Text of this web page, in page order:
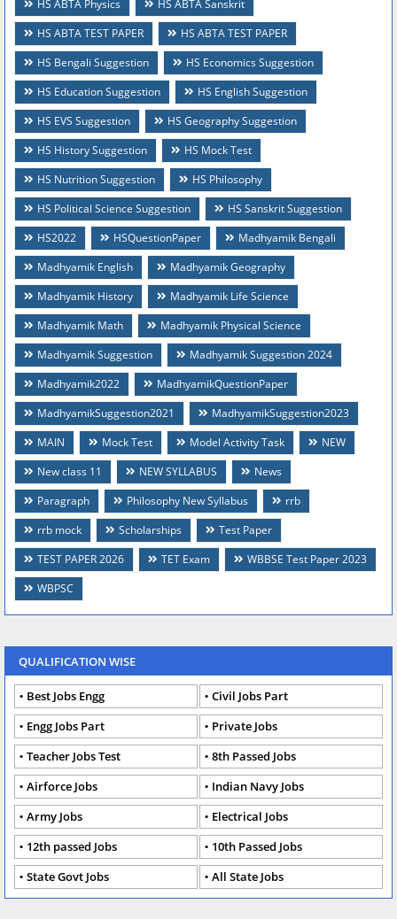
HS ABTA Physics
HS ABTA Sanskrit
HS ABTA TEST PAPER
HS ABTA TEST PAPER
HS Bengali Suggestion
HS Economics Suggestion
HS Education Suggestion
HS English Suggestion
HS EVS Suggestion
HS Geography Suggestion
HS History Suggestion
HS Mock Test
HS Nutrition Suggestion
HS Philosophy
HS Political Science Suggestion
HS Sanskrit Suggestion
HS2022
HSQuestionPaper
Madhyamik Bengali
Madhyamik English
Madhyamik Geography
Madhyamik History
Madhyamik Life Science
Madhyamik Math
Madhyamik Physical Science
Madhyamik Suggestion
Madhyamik Suggestion 2024
Madhyamik2022
MadhyamikQuestionPaper
MadhyamikSuggestion2021
MadhyamikSuggestion2023
MAIN
Mock Test Model Activity Task
NEW
New class 11
NEW SYLLABUS
News
Paragraph
Philosophy New Syllabus
rrb
rrb mock
Scholarships
Test Paper
TEST PAPER 2026
TET Exam
WBBSE Test Paper 2023
WBPSC
QUALIFICATION WISE
Best Jobs Engg
Civil Jobs Part
Engg Jobs Part
Private Jobs
Teacher Jobs Test
8th Passed Jobs
Airforce Jobs
Indian Navy Jobs
Army Jobs
Electrical Jobs
12th passed Jobs
10th Passed Jobs
State Govt Jobs
All State Jobs